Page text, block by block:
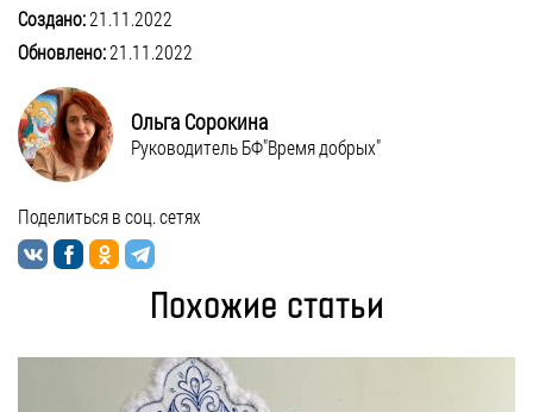
Создано:21.11.2022
Обновлено:21.11.2022
Ольга Сорокина
Руководитель БФ"Время добрых"
Поделиться в соц. сетях
Похожие статьи